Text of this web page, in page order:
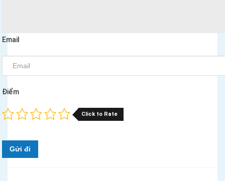
Email
Điểm
Click to Rate
Gửi đi